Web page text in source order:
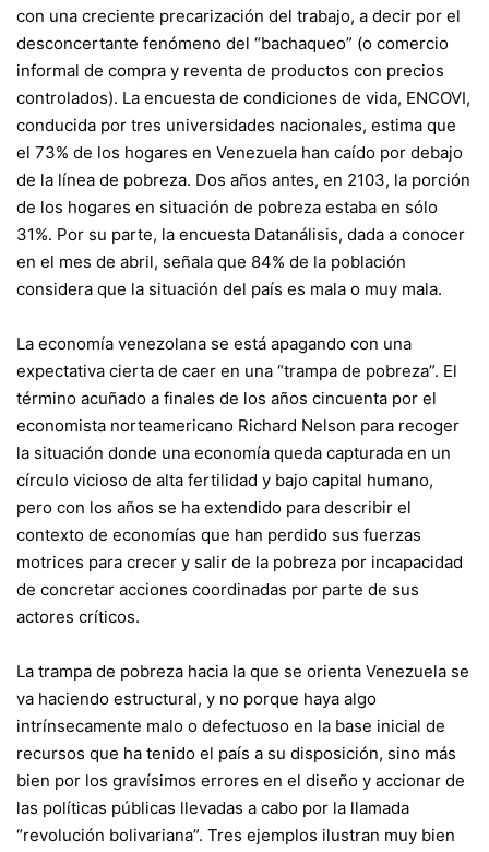
con una creciente precarización del trabajo, a decir por el
desconcertante fenómeno del “bachaqueo” (o comercio
informal de compra y reventa de productos con precios
controlados). La encuesta de condiciones de vida, ENCOVI,
conducida por tres universidades nacionales, estima que
el 73% de los hogares en Venezuela han caído por debajo
de la línea de pobreza. Dos años antes, en 2103, la porción
de los hogares en situación de pobreza estaba en sólo
31%. Por su parte, la encuesta Datanálisis, dada a conocer
en el mes de abril, señala que 84% de la población
considera que la situación del país es mala o muy mala.
La economía venezolana se está apagando con una
expectativa cierta de caer en una “trampa de pobreza”. El
término acuñado a finales de los años cincuenta por el
economista norteamericano Richard Nelson para recoger
la situación donde una economía queda capturada en un
círculo vicioso de alta fertilidad y bajo capital humano,
pero con los años se ha extendido para describir el
contexto de economías que han perdido sus fuerzas
motrices para crecer y salir de la pobreza por incapacidad
de concretar acciones coordinadas por parte de sus
actores críticos.
La trampa de pobreza hacia la que se orienta Venezuela se
va haciendo estructural, y no porque haya algo
intrínsecamente malo o defectuoso en la base inicial de
recursos que ha tenido el país a su disposición, sino más
bien por los gravísimos errores en el diseño y accionar de
las políticas públicas llevadas a cabo por la llamada
“revolución bolivariana”. Tres ejemplos ilustran muy bien